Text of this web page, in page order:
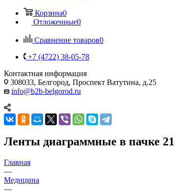
Корзина0
Отложенные0
Сравнение товаров0
+7 (4722) 38-05-78
Контактная информация
308033, Белгород, Проспект Ватутина, д.25
info@b2b-belgorod.ru
Ленты диаграммные в пачке
Главная
—
Медицина
—